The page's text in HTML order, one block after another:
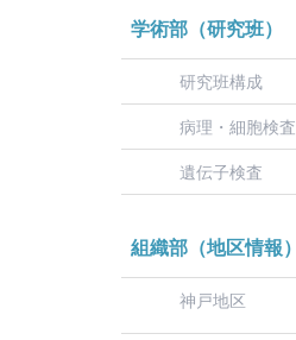
学術部（研究班）
研究班構成
病理・細胞検査
遺伝子検査
組織部（地区情報）
神戸地区